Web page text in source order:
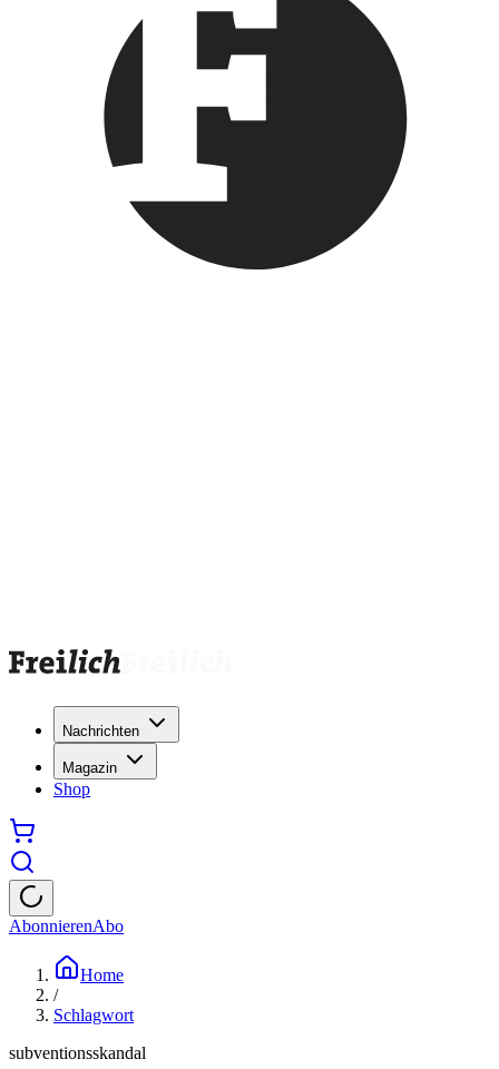
Nachrichten
Magazin
Shop
AbonnierenAbo
Home
/
Schlagwort
subventionsskandal